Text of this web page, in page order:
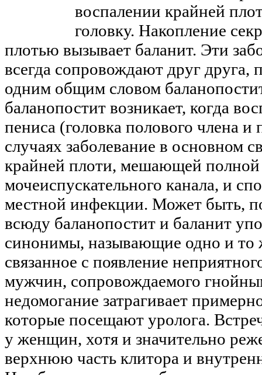
воспалении крайней
головку. Накопление
плотью вызывает баланит. Эти
всегда сопровождают друг друга,
одним общим словом
баланопостит возникает, когда
пениса (головка полового члена и
случаях заболевание в основном
крайней плоти, мешающей полной
мочеиспускательного канала, и
местной инфекции. Может быть,
всюду баланопостит и баланит
синонимы, называющие одно и то
связанное с появление
мужчин, сопровождаемого
недомогание затрагивает
которые посещают уролога.
у женщин, хотя и значительно
верхнюю часть клитора и